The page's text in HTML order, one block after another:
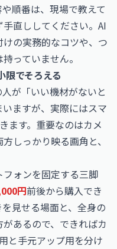
順番は、現場で教えて
直ししてください。AI
の実務的なコツや、つ
っていません。
限でそろえる
が「いい機材がないと
ますが、実際にはスマ
ます。重要なのはカメ
しっかり映る画角と、
ォンを固定する三脚
円前後から購入でき
見せる場面と、全身の
あるので、できればカ
と手元アップ用を分け